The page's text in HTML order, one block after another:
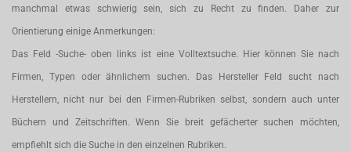
manchmal etwas schwierig sein, sich zu Recht zu finden. Daher zur
Orientierung einige Anmerkungen:
Das Feld -Suche- oben links ist eine Volltextsuche. Hier können Sie nach
Firmen, Typen oder ähnlichem suchen. Das Hersteller Feld sucht nach
Herstellern, nicht nur bei den Firmen-Rubriken selbst, sondern auch unter
Büchern und Zeitschriften. Wenn Sie breit gefächerter suchen möchten,
empfiehlt sich die Suche in den einzelnen Rubriken.